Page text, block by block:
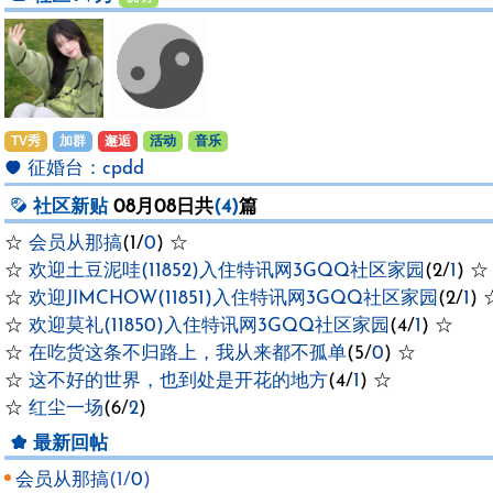
TV秀 加群 邂逅 活动 音乐
征婚台： cpdd
社区新贴08月08日共(4)篇
☆ 会员从那搞(1/0) ☆
☆ 欢迎土豆泥哇(11852)入住特讯网3GQQ社区家园 (2/1 ) ☆
☆ 欢迎JIMCHOW(11851)入住特讯网3GQQ社区家园 (2/1 )
☆ 欢迎莫礼(11850)入住特讯网3GQQ社区家园 (4/1 ) ☆
☆ 在吃货这条不归路上，我从来都不孤单(5/0) ☆
☆ 这不好的世界，也到处是开花的地方(4/1 ) ☆
☆ 红尘一场(6/2)
最新回帖
会员从那搞(1/0)